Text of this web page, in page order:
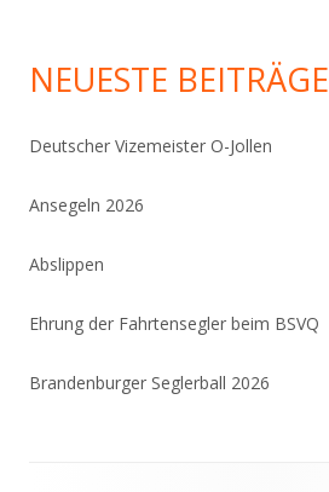
NEUESTE BEITRÄGE
Deutscher Vizemeister O-Jollen
Ansegeln 2026
Abslippen
Ehrung der Fahrtensegler beim BSVQ
Brandenburger Seglerball 2026